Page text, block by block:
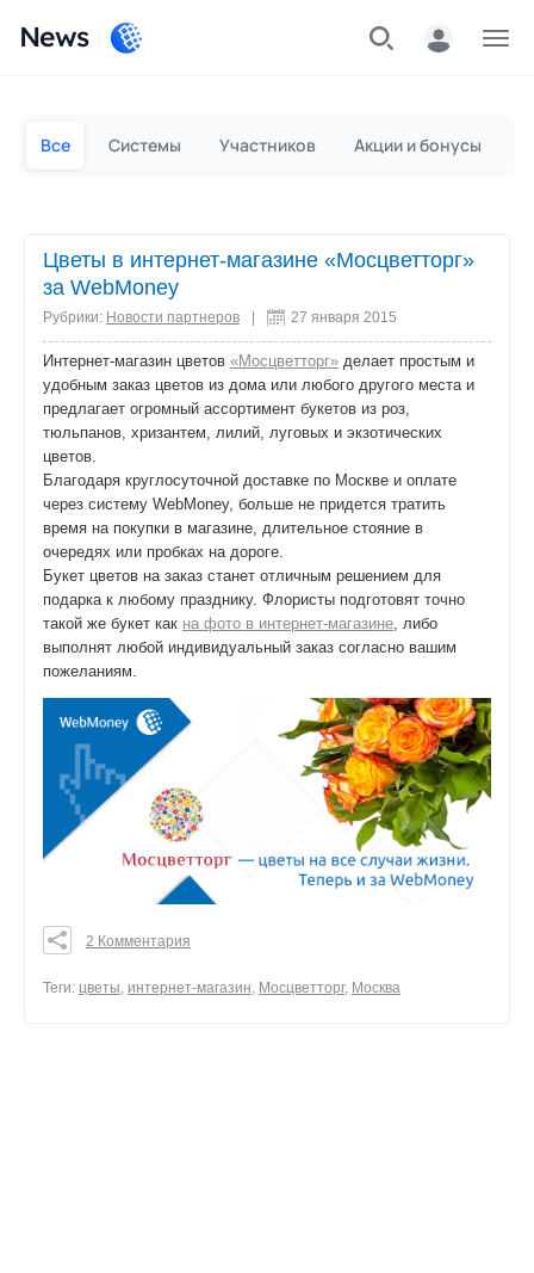
News
Все Системы Участников Акции и бонусы
Цветы в интернет-магазине «Мосцветторг»
за WebMoney
Рубрики: Новости партнеров 27 января 2015
Интернет-магазин цветов «Мосцветторг» делает простым и
удобным заказ цветов из дома или любого другого места и
предлагает огромный ассортимент букетов из роз,
тюльпанов, хризантем, лилий, луговых и экзотических
цветов.
Благодаря круглосуточной доставке по Москве и оплате
через систему WebMoney, больше не придется тратить
время на покупки в магазине, длительное стояние в
очередях или пробках на дороге.
Букет цветов на заказ станет отличным решением для
подарка к любому празднику. Флористы подготовят точно
такой же букет как на фото в интернет-магазине, либо
выполнят любой индивидуальный заказ согласно вашим
пожеланиям.
0
2 Комментария
Теги: цветы, интернет-магазин, Мосцветторг, Москва